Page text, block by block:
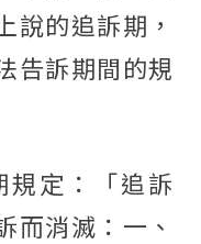
說的追訴期，
告訴期間的規
定：「追訴
而消滅：一、